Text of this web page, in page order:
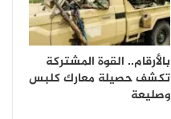
بالأرقام.. القوة المشتركة
تكشف حصيلة معارك كلبس
وصليعة